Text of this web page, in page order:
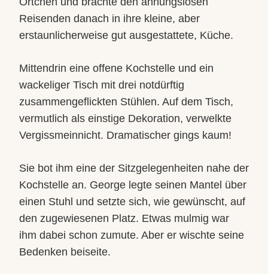
Reisenden danach in ihre kleine, aber
erstaunlicherweise gut ausgestattete, Küche.
Mittendrin eine offene Kochstelle und ein
wackeliger Tisch mit drei notdürftig
zusammengeflickten Stühlen. Auf dem Tisch,
vermutlich als einstige Dekoration, verwelkte
Vergissmeinnicht. Dramatischer gings kaum!
Sie bot ihm eine der Sitzgelegenheiten nahe der
Kochstelle an. George legte seinen Mantel über
einen Stuhl und setzte sich, wie gewünscht, auf
den zugewiesenen Platz. Etwas mulmig war
ihm dabei schon zumute. Aber er wischte seine
Bedenken beiseite.